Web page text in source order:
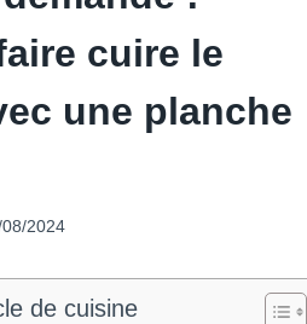
cuire le
une planche
2024
de cuisine